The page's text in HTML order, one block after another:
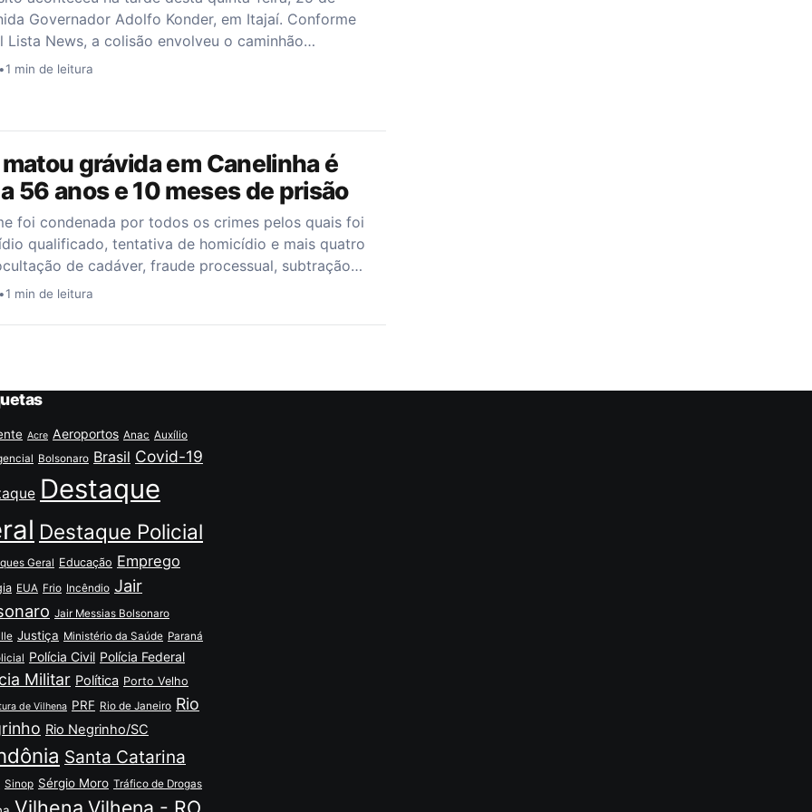
Governador Adolfo Konder, em Itajaí. Conforme
Lista News, a colisão envolveu o caminhão…
•1 min de leitura
grávida em Canelinha é
56 anos e 10 meses de prisão
foi condenada por todos os crimes pelos quais foi
qualificado, tentativa de homicídio e mais quatro
de cadáver, fraude processual, subtração…
•1 min de leitura
Acre Aeroportos Anac Auxílio
Bolsonaro Brasil Covid-19
Destaque
Destaque Policial
Geral Educação Emprego
EUA Frio Incêndio Jair
Jair Messias Bolsonaro
Justiça Ministério da Saúde Paraná
Polícia Civil Polícia Federal
Militar Política Porto Velho
de Vilhena PRF Rio de Janeiro Rio
Rio Negrinho/SC
Santa Catarina
Sinop Sérgio Moro Tráfico de Drogas
Vilhena Vilhena - RO